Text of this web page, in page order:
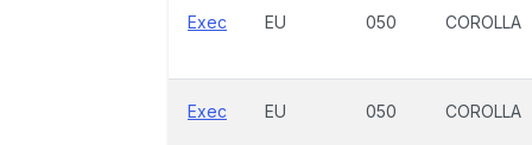
Exec EU 050 COROLLA
Exec EU 050 COROLLA